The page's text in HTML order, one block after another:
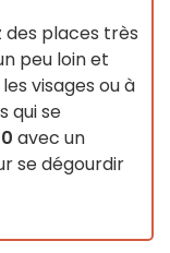
places très
peu loin et
visages ou à
qui se
avec un
se dégourdir